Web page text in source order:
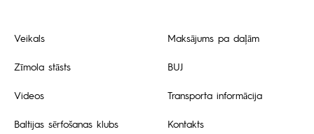
Veikals
Zīmola stāsts
Videos
Baltijas sērfošanas klubs
Maksājums pa daļām
BUJ
Transporta informācija
Kontakts